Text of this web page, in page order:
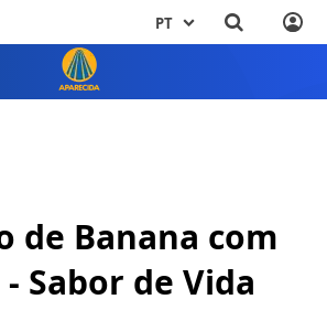
PT
de Banana com
Sabor de Vida